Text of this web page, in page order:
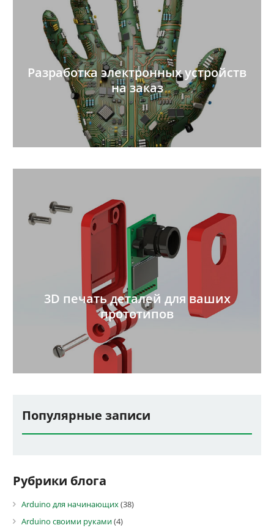
Разработка электронных устройств
на заказ
3D печать деталей для ваших
прототипов
Популярные записи
Рубрики блога
Arduino для начинающих(38)
Arduino своими руками(4)